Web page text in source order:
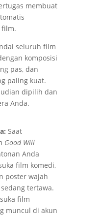
membuat
film.
seluruh film
komposisi
pas, dan
paling kuat.
dipilih dan
Anda.
Saat
Good Will
Anda
film komedi,
poster wajah
tertawa.
film
muncul di akun